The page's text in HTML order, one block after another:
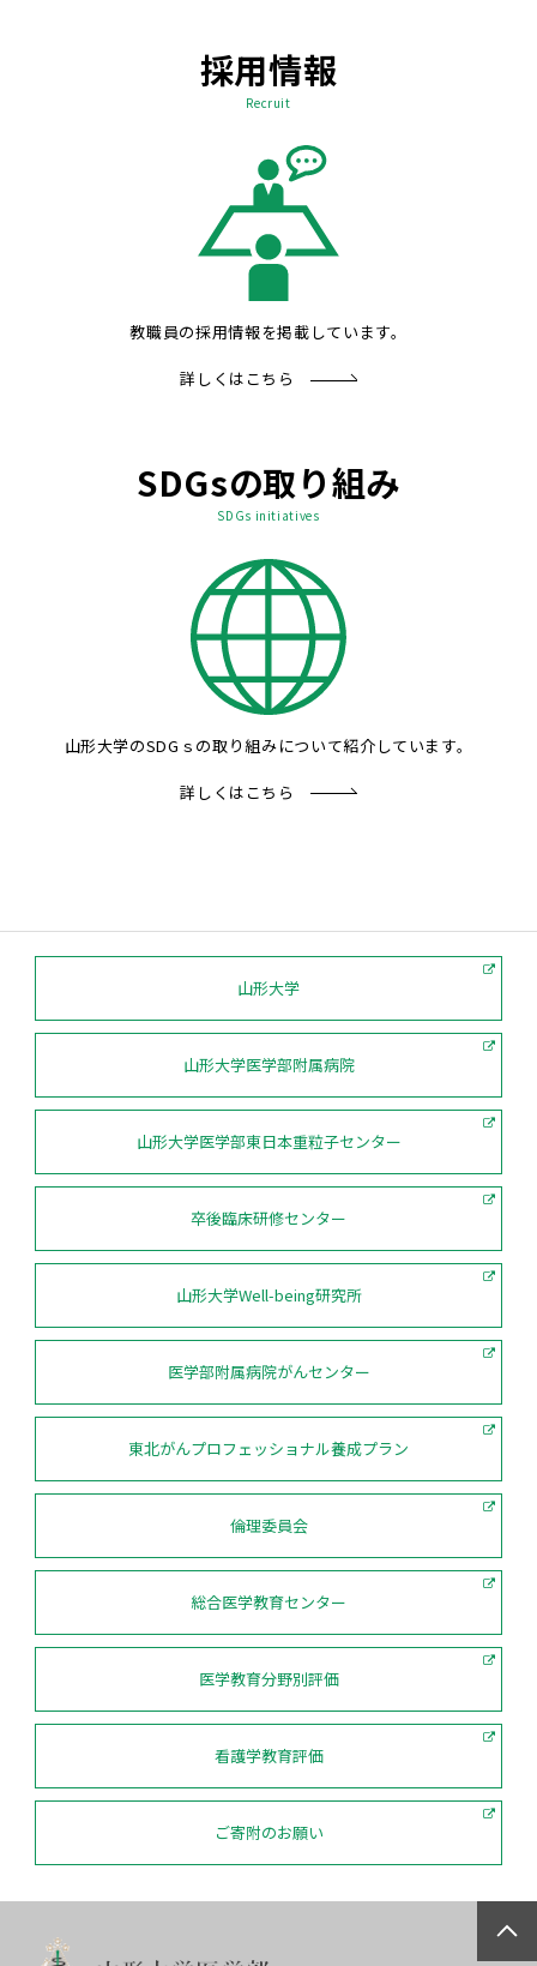
採用情報
Recruit
教職員の採用情報を掲載しています。
詳しくはこちら
SDGsの取り組み
SDGs initiatives
山形大学のSDGｓの取り組みについて紹介しています。
詳しくはこちら
山形大学
山形大学医学部附属病院
山形大学医学部東日本重粒子センター
卒後臨床研修センター
山形大学Well-being研究所
医学部附属病院がんセンター
東北がんプロフェッショナル養成プラン
倫理委員会
総合医学教育センター
医学教育分野別評価
看護学教育評価
ご寄附のお願い